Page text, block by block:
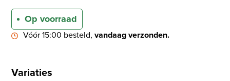
Op voorraad
Vóór 15:00 besteld,vandaag verzonden.
Variaties